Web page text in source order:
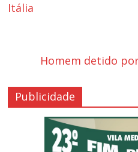
Itália
Homem detido
Publicidade